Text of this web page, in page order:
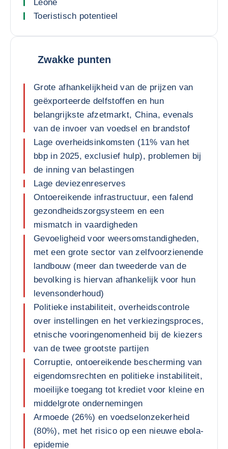
Leone
Toeristisch potentieel
Zwakke punten
Grote afhankelijkheid van de prijzen van
geëxporteerde delfstoffen en hun
belangrijkste afzetmarkt, China, evenals
van de invoer van voedsel en brandstof
Lage overheidsinkomsten (11% van het
bbp in 2025, exclusief hulp), problemen bij
de inning van belastingen
Lage deviezenreserves
Ontoereikende infrastructuur, een falend
gezondheidszorgsysteem en een
mismatch in vaardigheden
Gevoeligheid voor weersomstandigheden,
met een grote sector van zelfvoorzienende
landbouw (meer dan tweederde van de
bevolking is hiervan afhankelijk voor hun
levensonderhoud)
Politieke instabiliteit, overheidscontrole
over instellingen en het verkiezingsproces,
etnische vooringenomenheid bij de kiezers
van de twee grootste partijen
Corruptie, ontoereikende bescherming van
eigendomsrechten en politieke instabiliteit,
moeilijke toegang tot krediet voor kleine en
middelgrote ondernemingen
Armoede (26%) en voedselonzekerheid
(80%), met het risico op een nieuwe ebola-
epidemie